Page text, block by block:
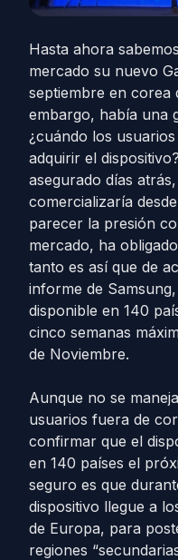
Hasta ahora
mercado su nuevo
septiembre en corea
embargo, había una
¿cuándo los
adquirir el
asegurado días
comercializaría
parecer la presión
mercado, ha
tanto es así que de
informe de
disponible en 140
cinco semanas
de Noviembre.
Aunque no se
usuarios fuera de
confirmar que el
en 140 países el
seguro es que
dispositivo llegue a
de Europa, para
regiones